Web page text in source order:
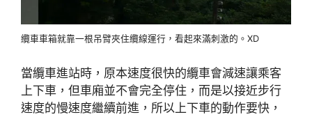
纜車車箱就靠一根吊臂夾住纜線運行，看起來滿刺激的。XD
當纜車進站時，原本速度很快的纜車會減速讓乘客
上下車，但車廂並不會完全停住，而是以接近步行
速度的慢速度繼續前進，所以上下車的動作要快，